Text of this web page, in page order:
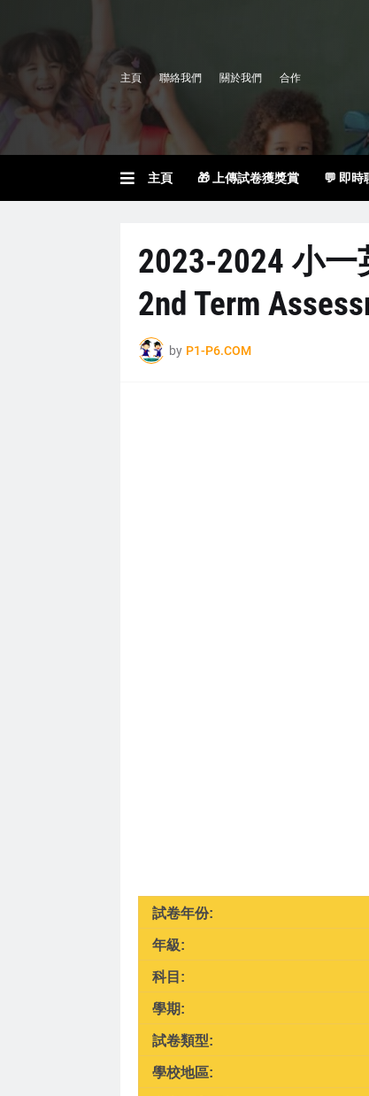
主頁 聯絡我們 關於我們 合作
主頁 🎁 上傳試卷獲獎賞 💬 即時
2023-2024 小
2nd Term
by P1-P6.COM
試卷年份:
年級:
科目:
學期:
試卷類型:
學校地區: